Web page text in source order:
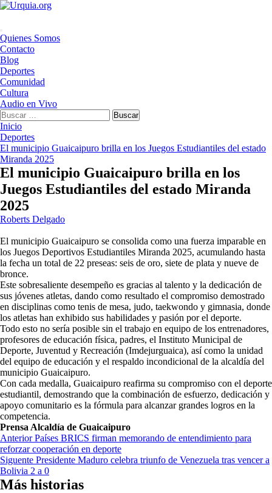
Saltar
Menú
principal
Quienes Somos
Contacto
Blog
Deportes
Comunidad
Cultura
Audio en Vivo
Buscar:
Inicio
Deportes
El municipio Guaicaipuro brilla en los Juegos Estudiantiles del estado
Miranda 2025
El municipio Guaicaipuro brilla en los
Juegos Estudiantiles del estado Miranda
2025
Roberts Delgado
El municipio Guaicaipuro se consolida como una fuerza imparable en
los Juegos Deportivos Estudiantiles Miranda 2025, acumulando hasta
la fecha un total de 22 preseas: seis de oro, siete de plata y nueve de
bronce.
Este sobresaliente desempeño es gracias al talento y la dedicación de
sus jóvenes atletas, dando como resultado el compromiso demostrado
en disciplinas como tenis de mesa, judo, taekwondo y gimnasia, donde
los atletas han exhibido sus habilidades y pasión por el deporte.
Todo esto no sería posible sin el trabajo en equipo de los entrenadores,
profesores de educación física, padres, el Instituto Municipal de
Deporte, Juventud y Recreación (Imdejurguaica), así como la unidad
del equipo de educación y el respaldo incondicional de la alcaldía del
municipio Guaicaipuro.
Con cada medalla, Guaicaipuro reafirma su compromiso con el deporte
estudiantil, demostrando que la combinación de esfuerzo, dedicación y
apoyo comunitario es la fórmula para alcanzar grandes logros en la
competencia.
Prensa Alcaldía de Guaicaipuro
Navegación
de
entradas
AnteriorPaíses BRICS firman memorando de entendimiento para
reforzar cooperación en deporte
Siguente Presidente Maduro celebra triunfo de Venezuela tras vencer a
Bolivia 2 a 0
Más historias